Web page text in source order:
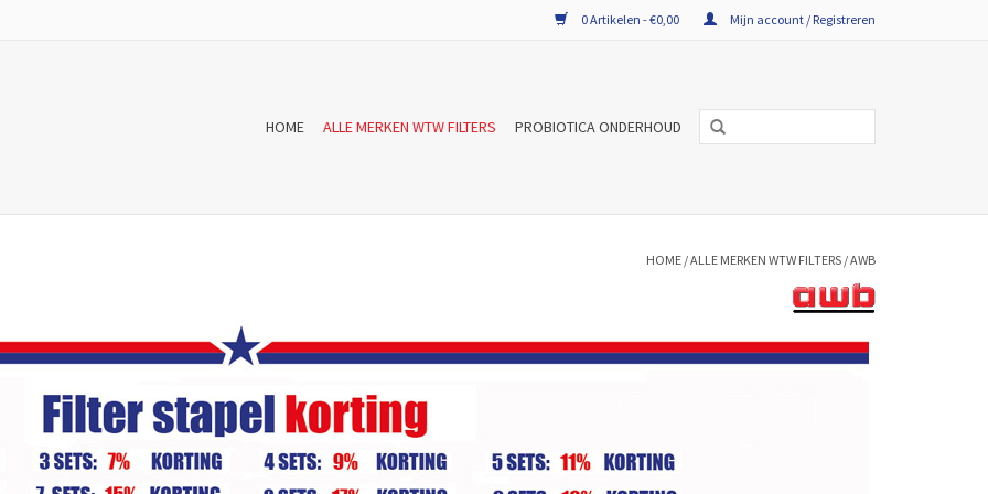
0 Artikelen - €0,00 Mijn account / Registreren
HOME ALLE MERKEN WTW FILTERS PROBIOTICA ONDERHOUD
HOME /ALLE MERKEN WTW FILTERS /AWB